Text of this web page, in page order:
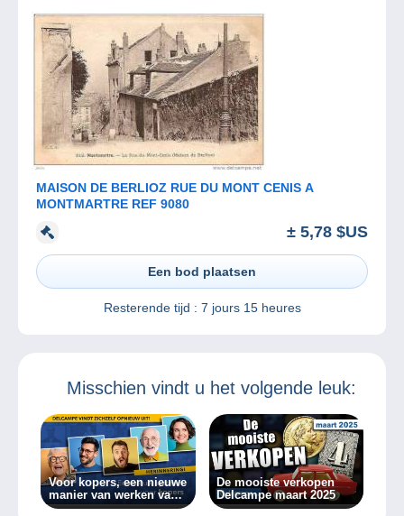
MAISON DE BERLIOZ RUE DU MONT CENIS A
MONTMARTRE REF 9080
± 5,78 $US
Een bod plaatsen
Resterende tijd : 7 jours 15 heures
Misschien vindt u het volgende leuk:
Voor kopers, een nieuwe
manier van werken vanaf
vandaag!
De mooiste verkopen
Delcampe maart 2025